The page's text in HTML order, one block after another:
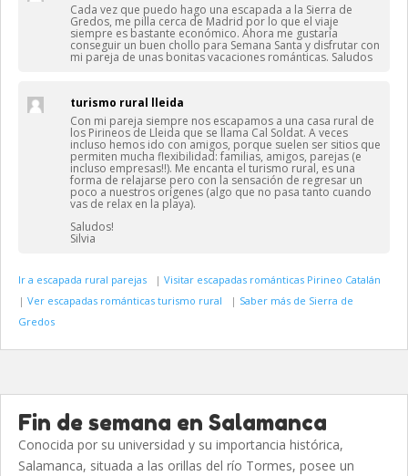
Cada vez que puedo hago una escapada a la Sierra de
Gredos, me pilla cerca de Madrid por lo que el viaje
siempre es bastante económico. Ahora me gustaría
conseguir un buen chollo para Semana Santa y disfrutar con
mi pareja de unas bonitas vacaciones románticas. Saludos
turismo rural lleida
Con mi pareja siempre nos escapamos a una casa rural de
los Pirineos de Lleida que se llama Cal Soldat. A veces
incluso hemos ido con amigos, porque suelen ser sitios que
permiten mucha flexibilidad: familias, amigos, parejas (e
incluso empresas!!). Me encanta el turismo rural, es una
forma de relajarse pero con la sensación de regresar un
poco a nuestros orígenes (algo que no pasa tanto cuando
vas de relax en la playa).
Saludos!
Silvia
Ir a escapada rural parejas | Visitar escapadas románticas Pirineo Catalán
| Ver escapadas románticas turismo rural | Saber más de Sierra de
Gredos
Fin de semana en Salamanca
Conocida por su universidad y su importancia histórica,
Salamanca, situada a las orillas del río Tormes, posee un